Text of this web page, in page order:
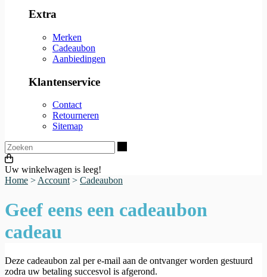
Extra
Merken
Cadeaubon
Aanbiedingen
Klantenservice
Contact
Retourneren
Sitemap
Uw winkelwagen is leeg!
Home > Account > Cadeaubon
Geef eens een cadeaubon
cadeau
Deze cadeaubon zal per e-mail aan de ontvanger worden gestuurd
zodra uw betaling succesvol is afgerond.